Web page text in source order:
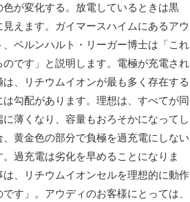
が変化する。放電しているときは黒
えます。ガイマースハイムにあるアウ
ベルンハルト・リーガー博士は「これ
です」と説明します。電極が充電され
、リチウムイオンが最も多く存在する
勾配があります。理想は、すべてが同
薄くなり、容量もおろそかになってし
黄金色の部分で負極を過充電にしない
過充電は劣化を早めることになりま
、リチウムイオンセルを理想的に動作
す」。アウディのお客様にとっては、